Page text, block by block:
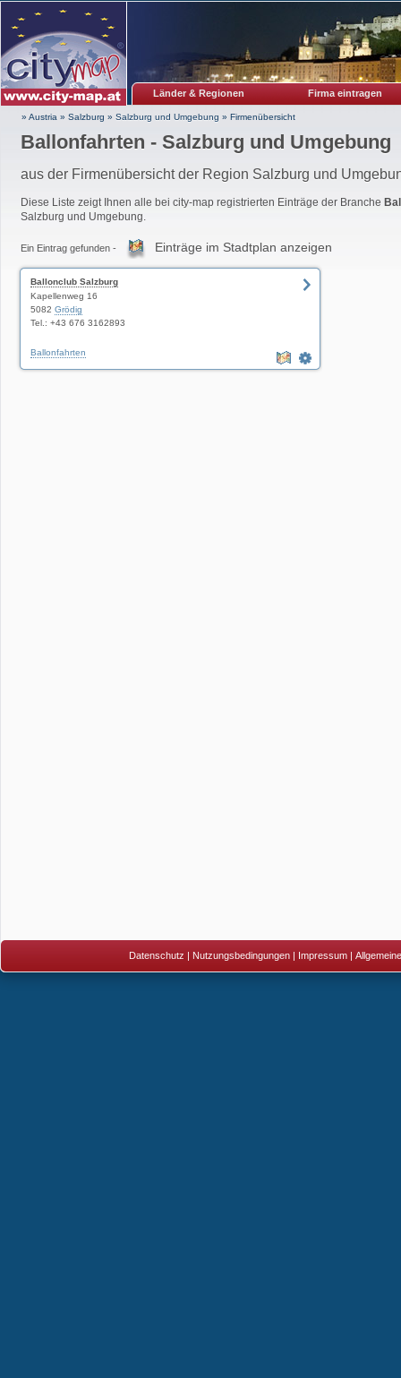
Länder & Regionen Firma eintragen
» Austria » Salzburg » Salzburg und Umgebung » Firmenübersicht
Ballonfahrten - Salzburg und Umgebung
aus der Firmenübersicht der Region Salzburg und
Diese Liste zeigt Ihnen alle bei city-map registrierten Einträge der Branche
Salzburg und Umgebung.
Ein Eintrag gefunden - Einträge im Stadtplan anzeigen
Ballonclub Salzburg
Kapellenweg 16
5082 Grödig
Tel.: +43 676 3162893
Ballonfahrten
Datenschutz | Nutzungsbedingungen| Impressum|